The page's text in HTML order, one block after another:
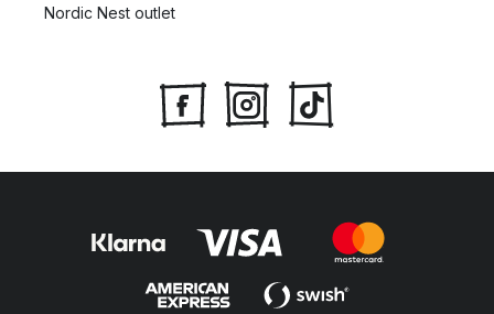
Nordic Nest outlet